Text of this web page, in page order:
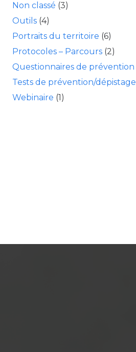
Non classé (3)
Outils (4)
Portraits du territoire (6)
Protocoles – Parcours (2)
Questionnaires de prévention
Tests de prévention/dépistage
Webinaire (1)